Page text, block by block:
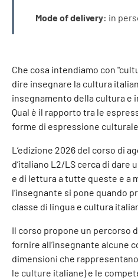
Mode of delivery: in
Che cosa intendiamo con
dire insegnare la cultura
insegnamento della cultura e
Qual è il rapporto tra le
forme di espressione
L’edizione 2026 del corso di
d’italiano L2/LS cerca di dare
e di lettura a tutte queste e a
l’insegnante si pone quando
classe di lingua e cultura
Il corso propone un percorso
fornire all’insegnante alcune
dimensioni che
le culture italiane) e le